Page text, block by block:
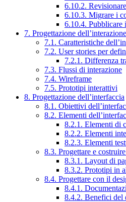
6.10.2.
6.10.3. Migrare i
6.10.4. Pubblicare
7. Progettazione dell’interazione
7.1. Caratteristiche
7.2. User stories per
7.2.1. Differenza
7.3. Flussi di interazione
7.4. Wireframe
7.5. Prototipi interattivi
8. Progettazione dell’interfaccia
8.1. Obiettivi
8.2. Elementi
8.2.1. Elementi di
8.2.2. Elementi
8.2.3. Elementi
8.3. Progettare e
8.3.1. Layout di
8.3.2. Prototipi in
8.4. Progettare con il
8.4.1.
8.4.2. Benefici del